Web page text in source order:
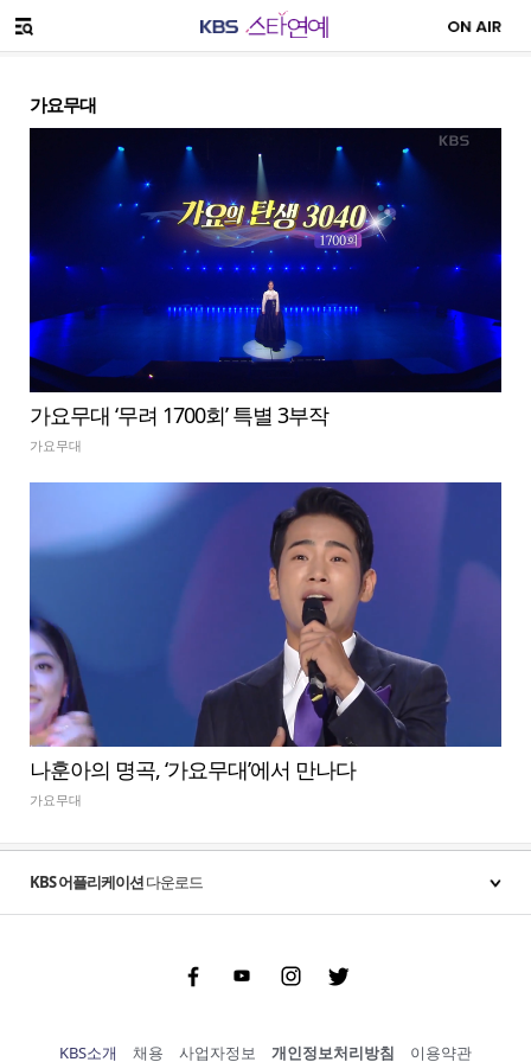
메뉴 열기
가요무대
가요무대 ‘무려 1700회’ 특별 3부작
가요무대
나훈아의 명곡, ‘가요무대’에서 만나다
가요무대
KBS 어플리케이션다운로드
FacebookYoutubeInstgram Twitter
KBS소개 채용 사업자정보 개인정보처리방침 이용약관